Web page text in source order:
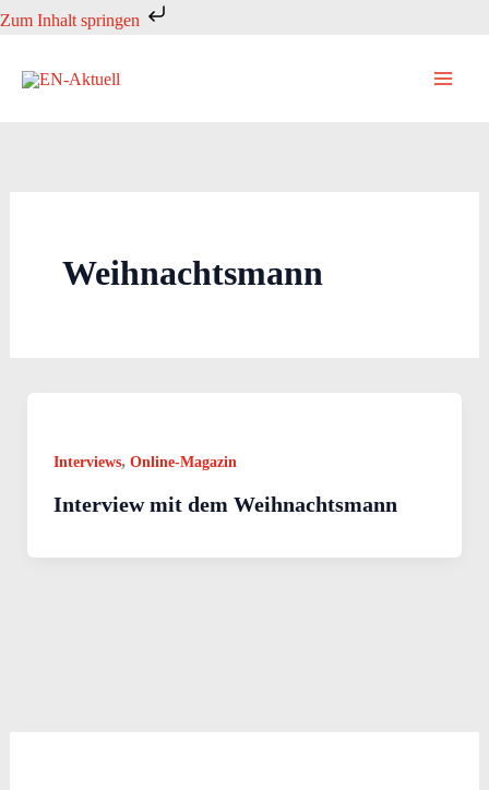
Zum Inhalt springen
Zum
springen
Weihnachtsmann
Interviews, Online-Magazin
Interview mit dem Weihnachtsmann